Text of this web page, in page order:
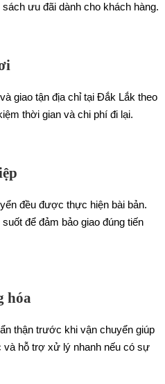
ưu đãi dành cho khách hàng.
giao tận địa chỉ tại Đắk Lắk theo
thời gian và chi phí đi lại.
đều được thực hiện bài bản.
để đảm bảo giao đúng tiến
hóa
thận trước khi vận chuyển giúp
và hỗ trợ xử lý nhanh nếu có sự